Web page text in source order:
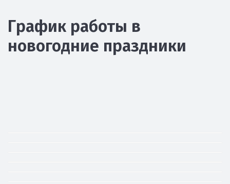
График работы в
новогодние праздники